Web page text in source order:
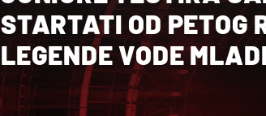
STARTATI OD PETOG
LEGENDE VODE